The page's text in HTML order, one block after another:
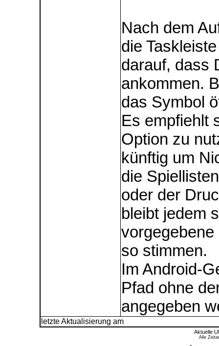
Nach dem
die
darauf, dass
ankommen.
das Symbol
Es empfiehlt
Option zu
künftig um
die
oder der
bleibt jedem
so stimmen.
Im Android-
Pfad ohne
angegeben
letzte Aktualisierung am
Aktuelle
Alle